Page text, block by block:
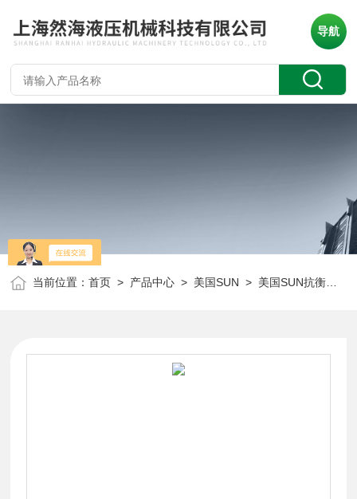
导航
当前位置：首页 > 产品中心 > 美国SUN > 美国SUN抗衡阀